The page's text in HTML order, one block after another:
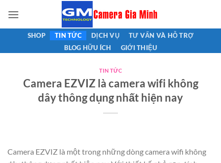
qua
nội
SHOP TIN TỨC DỊCH VỤ
TƯ VẤN VÀ HỖ TRỢ
BLOG HỮU ÍCH
GIỚI THIỆU
TIN TỨC
Camera EZVIZ là camera wifi không
dây thông dụng nhất hiện nay
Camera EZVIZ là một trong những dòng camera wifi không